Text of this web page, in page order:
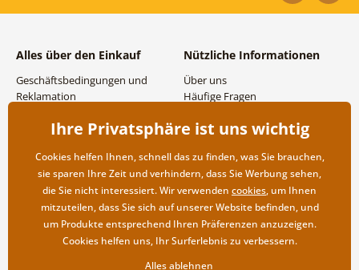
Alles über den Einkauf
Geschäftsbedingungen und
Reklamation
Versand- und
Rücksendung der Ware
Nützliche Informationen
Über uns
Häufige Fragen
Großhandel und
Ihre Privatsphäre ist uns wichtig
Cookies helfen Ihnen, schnell das zu finden, was Sie brauchen,
sie sparen Ihre Zeit und verhindern, dass Sie Werbung sehen,
die Sie nicht interessiert. Wir verwenden cookies, um Ihnen
mitzuteilen, dass Sie sich auf unserer Website befinden, und
um Produkte entsprechend Ihren Präferenzen anzuzeigen.
Cookies helfen uns, Ihr Surferlebnis zu verbessern.
Alles ablehnen